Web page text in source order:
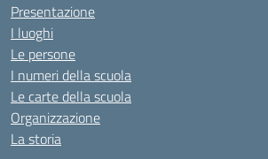
Presentazione
I luoghi
Le persone
I numeri della scuola
Le carte della scuola
Organizzazione
La storia